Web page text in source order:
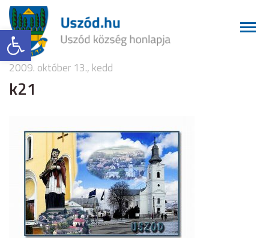
Eszköztár megnyitása
2009. október 13., kedd
k21